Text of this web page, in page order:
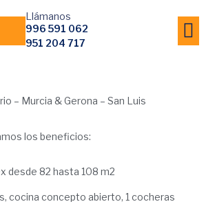
Llámanos
996 591 062
951 204 717
– Murcia & Gerona – San Luis
los beneficios:
desde 82 hasta 108 m2
cocina concepto abierto, 1 cocheras